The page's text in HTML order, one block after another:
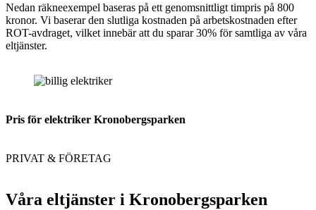
Nedan räkneexempel baseras på ett genomsnittligt timpris på 800
kronor. Vi baserar den slutliga kostnaden på arbetskostnaden efter
ROT-avdraget, vilket innebär att du sparar 30% för samtliga av våra
eltjänster.
Pris för elektriker Kronobergsparken
Våra eltjänster i Kronobergsparken
PRIVAT & FÖRETAG